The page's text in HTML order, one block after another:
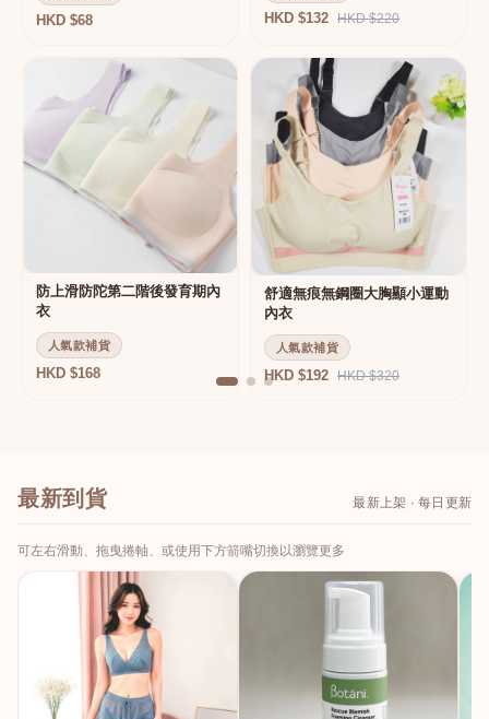
HKD $68 HKD $132 HKD $220
防上滑防陀第二階後發育期內
衣
人氣款補貨
HKD $168
舒適無痕無鋼圈大胸顯小運動
內衣
人氣款補貨
HKD $192 HKD $320
最新到貨 最新上架 · 每日更新
可左右滑動、拖曳捲軸、或使用下方箭嘴切換以瀏覽更多